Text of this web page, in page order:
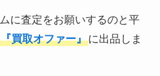
に査定をお願いするのと平
『買取オファー』に出品しま